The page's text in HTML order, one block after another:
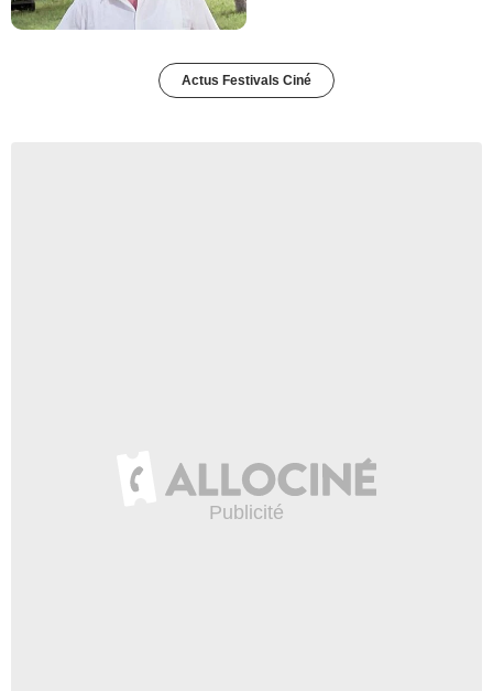
Actus Festivals Ciné